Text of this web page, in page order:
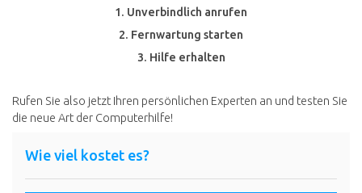
1. Unverbindlich anrufen
2. Fernwartung starten
3. Hilfe erhalten
Rufen Sie also jetzt Ihren persönlichen Experten an und testen Sie
die neue Art der Computerhilfe!
Wie viel kostet es?